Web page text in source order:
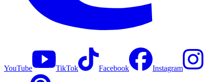
YouTube TikTok Facebook Instagram